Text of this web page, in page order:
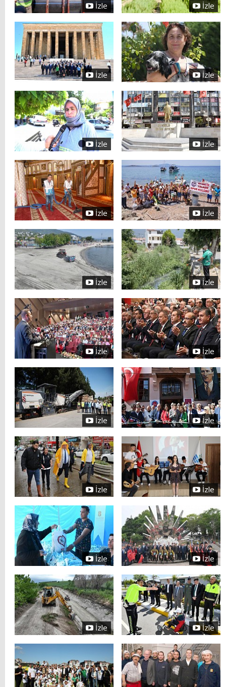
İzle İzle
İzle İzle
İzle İzle
İzle İzle
İzle İzle
İzle İzle
İzle İzle
İzle İzle
İzle İzle
İzle İzle